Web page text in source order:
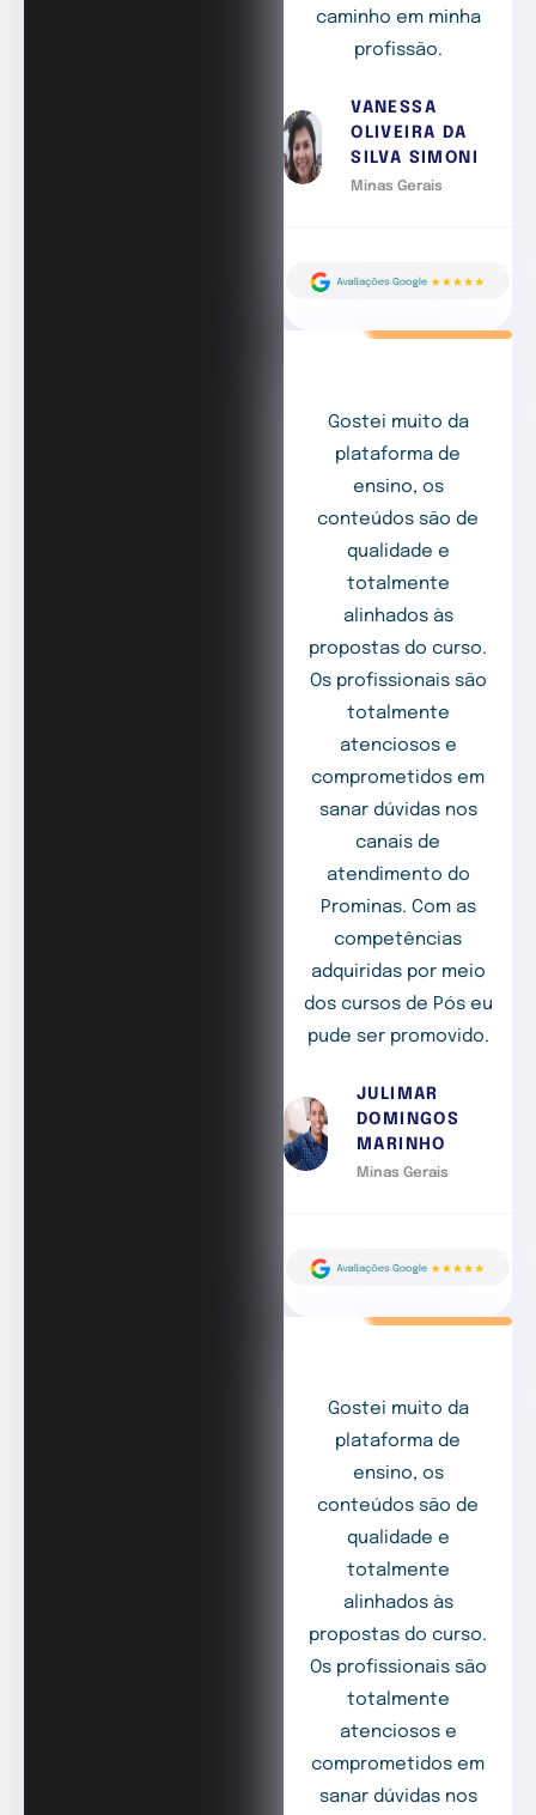
caminho em minha
profissão.
VANESSA
OLIVEIRA DA
SILVA SIMONI
Minas Gerais
Gostei muito da
plataforma de
ensino, os
conteúdos são de
qualidade e
totalmente
alinhados às
propostas do curso.
Os profissionais são
totalmente
atenciosos e
comprometidos em
sanar dúvidas nos
canais de
atendimento do
Prominas. Com as
competências
adquiridas por meio
dos cursos de Pós eu
pude ser promovido.
JULIMAR
DOMINGOS
MARINHO
Minas Gerais
Gostei muito da
plataforma de
ensino, os
conteúdos são de
qualidade e
totalmente
alinhados às
propostas do curso.
Os profissionais são
totalmente
atenciosos e
comprometidos em
sanar dúvidas nos